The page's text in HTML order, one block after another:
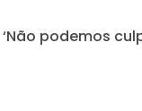
‘Não podemos